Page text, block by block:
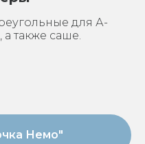
для А-
также саше.
Немо"
много
завязать.